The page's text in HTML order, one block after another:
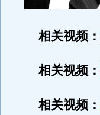
相关视频：
相关视频：
相关视频：